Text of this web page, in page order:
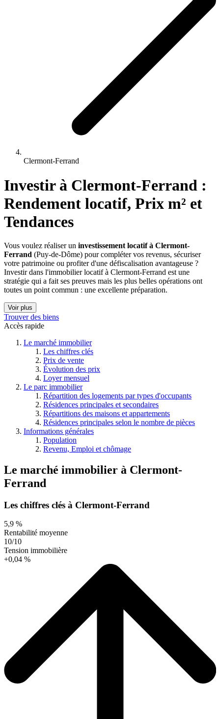
Clermont-Ferrand
Investir à Clermont-Ferrand :
Rendement locatif, Prix m² et
Tendances
Vous voulez réaliser un investissement locatif à Clermont-
Ferrand (Puy-de-Dôme) pour compléter vos revenus, sécuriser
votre patrimoine ou profiter d'une défiscalisation avantageuse ?
Investir dans l'immobilier locatif à Clermont-Ferrand est une
stratégie qui a fait ses preuves mais les plus belles opérations ont
toutes un point commun : une excellente préparation.
Voir plus
Trouver des biens
Accès rapide
Le marché immobilier
Les chiffres clés
Prix de vente
Évolution des prix
Loyer mensuel
Le parc immobilier
Répartition des logements par types d'occupants
Résidences principales et secondaires
Répartitions des maisons et appartements
Résidences principales selon le nombre de pièces
Informations générales
Population
Revenu, Emploi et chômage
Le marché immobilier à Clermont-
Ferrand
Les chiffres clés à Clermont-Ferrand
5,9 %
Rentabilité moyenne
10/10
Tension immobilière
+0,04 %